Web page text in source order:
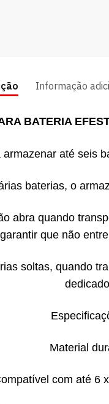
Informação
BATERIA
até seis
baterias, o
abra quando
garantir que não
soltas, quando
Material
com até 6